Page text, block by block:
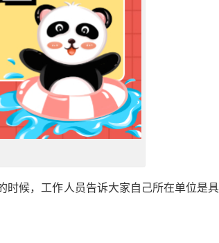
时候，工作人员告诉大家自己所在单位是